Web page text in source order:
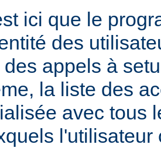
ici que le
des
appels à
la liste des
avec tous
l'utilisateur